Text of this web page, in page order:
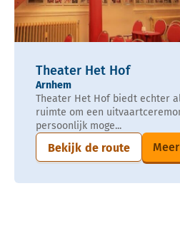
Theater Het Hof
Arnhem
Theater Het Hof biedt echter
ruimte om een
persoonlijk moge...
Bekijk de route